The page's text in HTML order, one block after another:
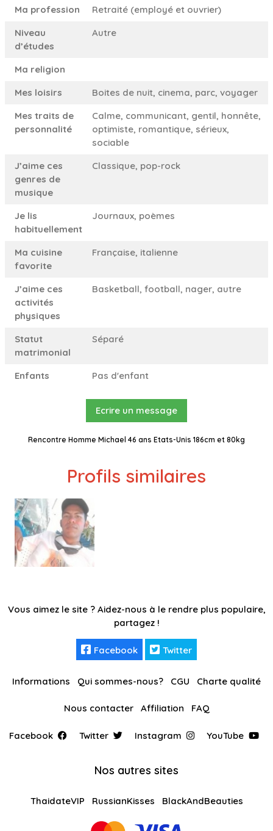
Ma profession
Retraité (employé et ouvrier)
Niveau
d’études
Autre
Ma religion
Mes loisirs
Boites de nuit, cinema, parc, voyager
Mes traits de
personnalité
Calme, communicant, gentil, honnête,
optimiste, romantique, sérieux,
sociable
J’aime ces
genres de
musique
Classique, pop-rock
Je lis
habituellement
Journaux, poèmes
Ma cuisine
favorite
Française, italienne
J’aime ces
activités
physiques
Basketball, football, nager, autre
Statut
matrimonial
Séparé
Enfants Pas d'enfant
Ecrire un message
Rencontre Homme Michael 46 ans Etats-Unis 186cm et 80kg
Profils similaires
Vous aimez le site ? Aidez-nous à le rendre plus populaire,
partagez !
Facebook Twitter
Informations Qui sommes-nous? CGU Charte qualité
Nous contacter Affiliation FAQ
Facebook Twitter Instagram YouTube
Nos autres sites
ThaidateVIP RussianKisses BlackAndBeauties